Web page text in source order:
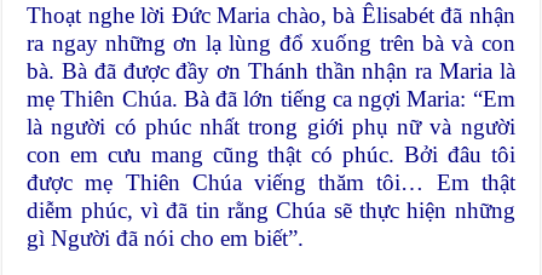
Thoạt nghe lời Đức Maria chào, bà Êlisabét đã nhận
ra ngay những ơn lạ lùng đổ xuống trên bà và con
bà. Bà đã được đầy ơn Thánh thần nhận ra Maria là
mẹ Thiên Chúa. Bà đã lớn tiếng ca ngợi Maria: “Em
là người có phúc nhất trong giới phụ nữ và người
con em cưu mang cũng thật có phúc. Bởi đâu tôi
được mẹ Thiên Chúa viếng thăm tôi… Em thật
diễm phúc, vì đã tin rằng Chúa sẽ thực hiện những
gì Người đã nói cho em biết”.